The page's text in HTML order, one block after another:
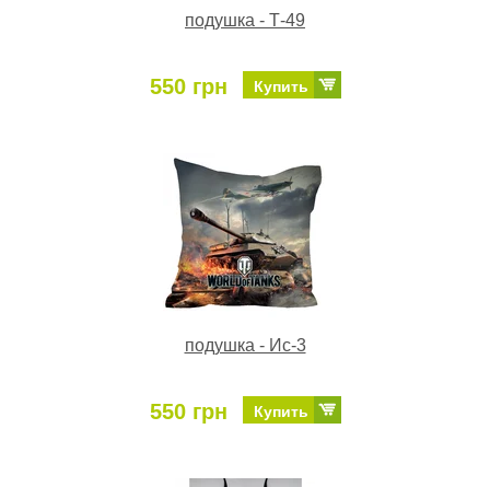
подушка - Т-49
550 грн Купить
подушка - Ис-3
550 грн Купить